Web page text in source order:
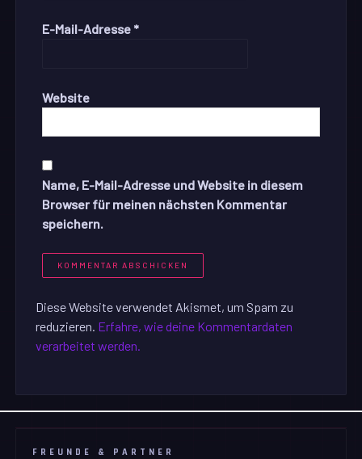
E-Mail-Adresse *
Website
Name, E-Mail-Adresse und Website in diesem
Browser für meinen nächsten Kommentar
speichern.
Diese Website verwendet Akismet, um Spam zu
reduzieren. Erfahre, wie deine Kommentardaten
verarbeitet werden.
FREUNDE & PARTNER